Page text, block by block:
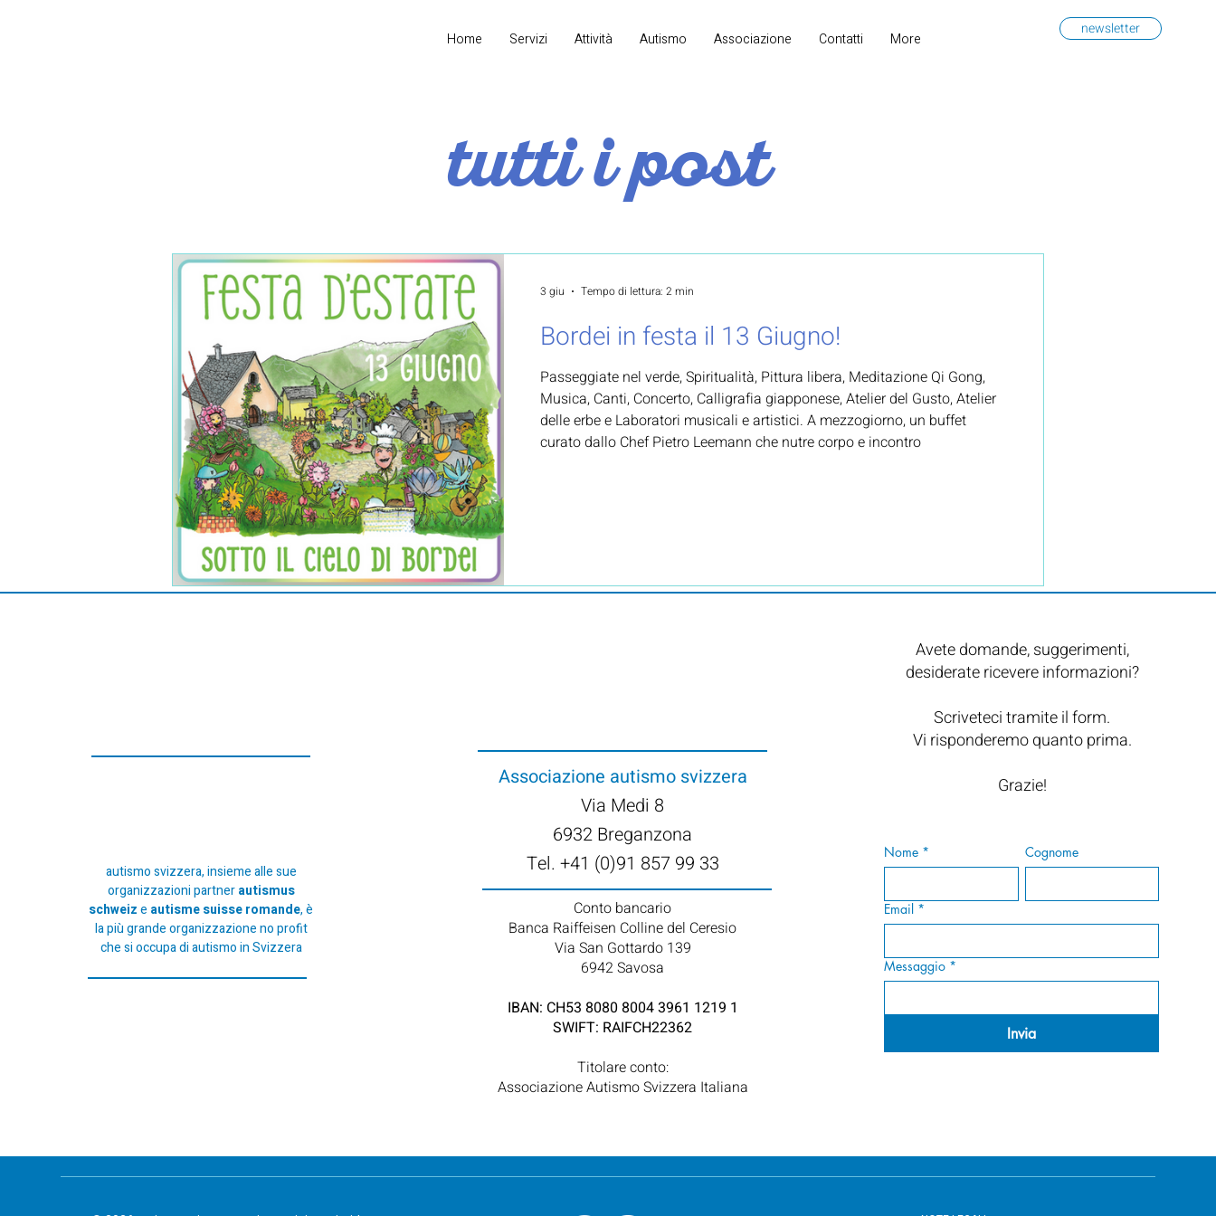
Home Servizi Attività Autismo Associazione Contatti More
newsletter
tutti i post
Bordei in festa il 13 Giugno!
Passeggiate nel verde, Spiritualità, Pittura libera, Meditazione Qi Gong,
Musica, Canti, Concerto, Calligrafia giapponese, Atelier del Gusto, Atelier
delle erbe e Laboratori musicali e artistici. A mezzogiorno, un buffet
curato dallo Chef Pietro Leemann che nutre corpo e incontro
3 giu Tempo di lettura: 2 min
autismo svizzera, insieme alle sue
organizzazioni partnerautismus
schweize autisme suisse romande, è
la più grande organizzazione no profit
che si occupa di autismo in Svizzera
Associazione autismo svizzera
Via Medi 8
6932 Breganzona
Tel. +41 (0)91 857 99 33
Conto bancario
Banca Raiffeisen Colline del Ceresio
Via San Gottardo 139
6942 Savosa​
IBAN: CH53 8080 8004 3961 1219 1
SWIFT: RAIFCH22362
Titolare conto:
Associazione Autismo Svizzera Italiana
Avete domande, suggerimenti,
desiderate ricevere informazioni?
Scriveteci tramite il form.
Vi risponderemo quanto prima.
Grazie!
Nome * Cognome
Email *
Messaggio *
Invia